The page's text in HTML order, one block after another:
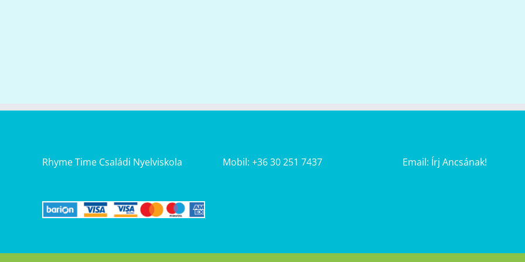
Rhyme Time Családi Nyelviskola Mobil: +36 30 251 7437 Email: Írj Ancsának!